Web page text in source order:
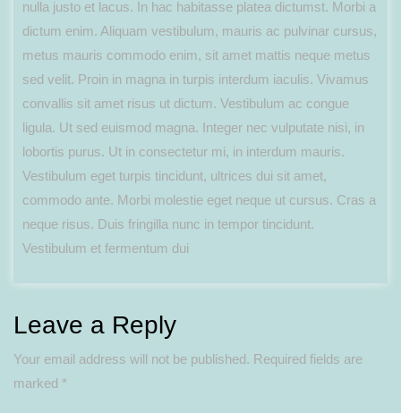
nulla justo et lacus. In hac habitasse platea dictumst. Morbi a
dictum enim. Aliquam vestibulum, mauris ac pulvinar cursus,
metus mauris commodo enim, sit amet mattis neque metus
sed velit. Proin in magna in turpis interdum iaculis. Vivamus
convallis sit amet risus ut dictum. Vestibulum ac congue
ligula. Ut sed euismod magna. Integer nec vulputate nisi, in
lobortis purus. Ut in consectetur mi, in interdum mauris.
Vestibulum eget turpis tincidunt, ultrices dui sit amet,
commodo ante. Morbi molestie eget neque ut cursus. Cras a
neque risus. Duis fringilla nunc in tempor tincidunt.
Vestibulum et fermentum dui
Leave a Reply
Your email address will not be published. Required fields are
marked *